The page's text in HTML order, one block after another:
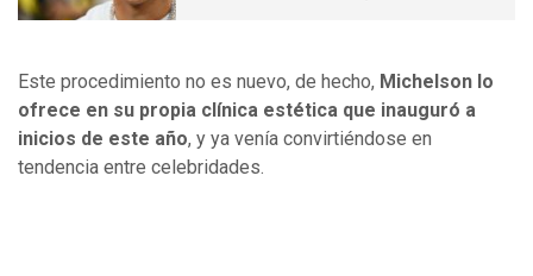
Este procedimiento no es nuevo, de hecho, Michelson lo
ofrece en su propia clínica estética que inauguró a
inicios de este año, y ya venía convirtiéndose en
tendencia entre celebridades.